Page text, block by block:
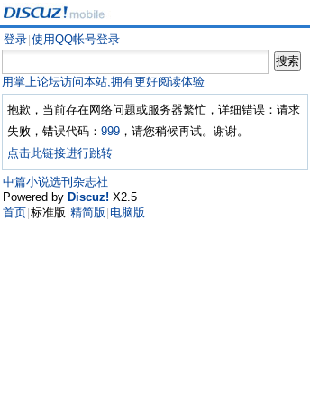
登录 使用QQ帐号登录
用掌上论坛访问本站,拥有更好阅读体验
抱歉，当前存在网络问题或服务器繁忙，详细错误：请求
失败，错误代码： 999 ，请您稍候再试。谢谢。
点击此链接进行跳转
中篇小说选刊杂志社
Powered by Discuz! X2.5
首页 标准版 精简版 电脑版